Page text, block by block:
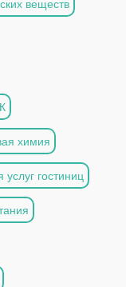
веществ
химия
гостиниц